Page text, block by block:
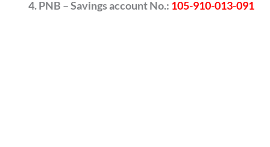
PNB – Savings account No.: 105-910-013-091